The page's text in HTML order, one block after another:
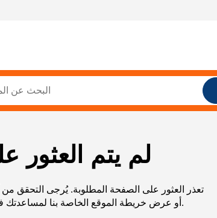
لم يتم العثور
تعذر العثور على الصفحة المطلوبة. يُرجى التحقق
URL، أو عرض خريطة الموقع الخاصة بنا لمساعدتك في العثور على ما تريد.